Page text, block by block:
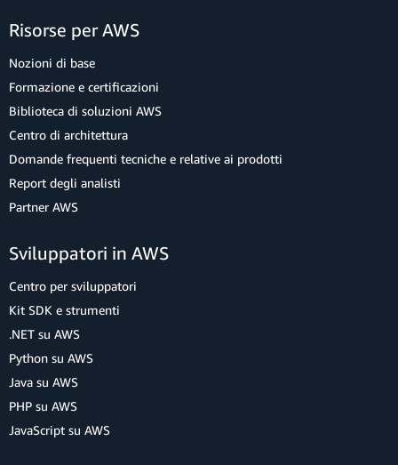
Risorse per AWS
Nozioni di base
Formazione e certificazioni
Biblioteca di soluzioni AWS
Centro di architettura
Domande frequenti tecniche e relative ai prodotti
Report degli analisti
Partner AWS
Sviluppatori in AWS
Centro per sviluppatori
Kit SDK e strumenti
.NET su AWS
Python su AWS
Java su AWS
PHP su AWS
JavaScript su AWS